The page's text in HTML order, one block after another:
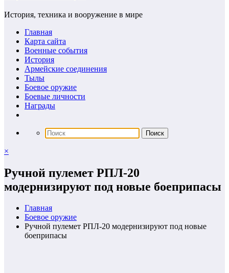
История, техника и вооружение в мире
Главная
Карта сайта
Военные события
История
Армейские соединения
Тылы
Боевое оружие
Боевые личности
Награды
×
Ручной пулемет РПЛ-20
модернизируют под новые боеприпасы
Главная
Боевое оружие
Ручной пулемет РПЛ-20 модернизируют под новые
боеприпасы